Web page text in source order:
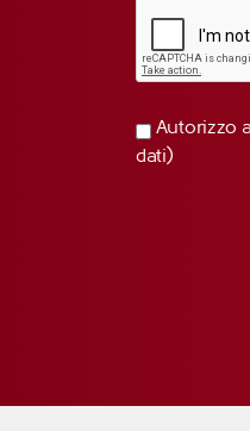
Autorizzo
dati)